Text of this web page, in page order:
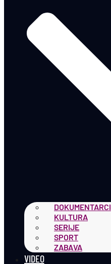
DOKUMENTARCI
KULTURA
SERIJE
SPORT
ZABAVA
VIDEO